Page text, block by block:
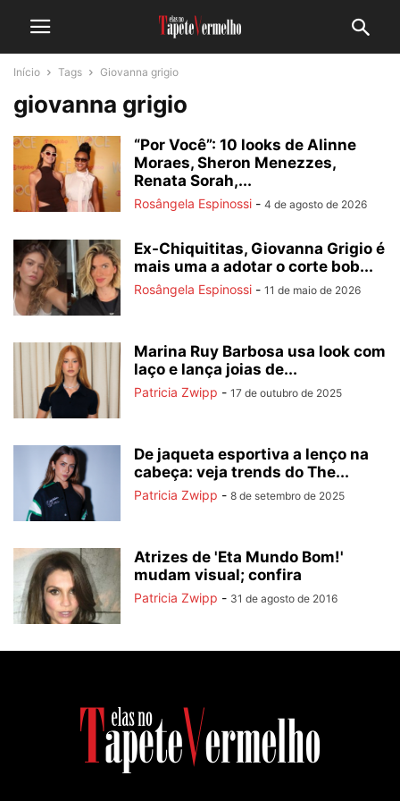
Início Tags Giovanna grigio
giovanna grigio
“Por Você”: 10 looks de Alinne
Moraes, Sheron Menezzes,
Renata Sorah,...
Rosângela Espinossi - 4 de agosto de 2026
Ex-Chiquititas, Giovanna Grigio é
mais uma a adotar o corte bob...
Rosângela Espinossi - 11 de maio de 2026
Marina Ruy Barbosa usa look com
laço e lança joias de...
Patricia Zwipp - 17 de outubro de 2025
De jaqueta esportiva a lenço na
cabeça: veja trends do The...
Patricia Zwipp - 8 de setembro de 2025
Atrizes de 'Eta Mundo Bom!'
mudam visual; confira
Patricia Zwipp - 31 de agosto de 2016